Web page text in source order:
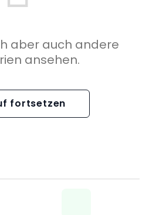
aber auch andere
ansehen.
fortsetzen